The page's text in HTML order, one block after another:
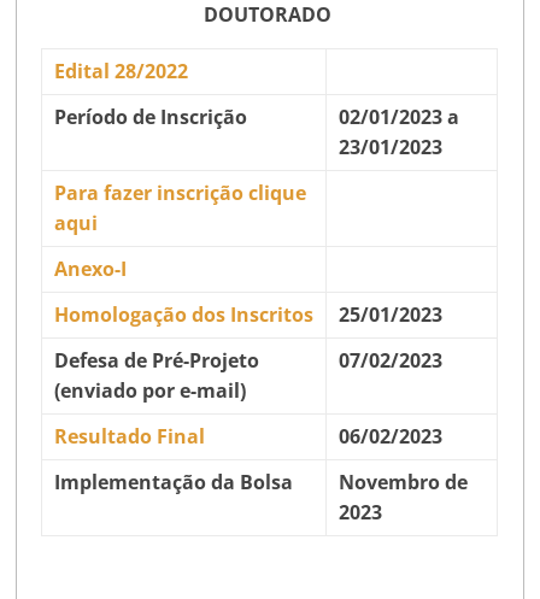
DOUTORADO
Edital 28/2022
Período de Inscrição
02/01/2023 a
23/01/2023
Para fazer inscrição clique
aqui
Anexo-I
Homologação dos Inscritos
25/01/2023
Defesa de Pré-Projeto
(enviado por e-mail)
07/02/2023
Resultado Final
06/02/2023
Implementação da Bolsa
Novembro de
2023